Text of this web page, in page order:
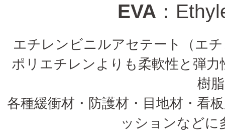
EVA ：
エチレンビニルアセテート（エ
ポリエチレンよりも柔軟性と弾
樹
各種緩衝材・防護材・目地材・看
ッションなどに